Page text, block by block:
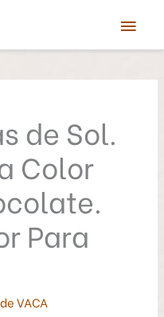
de Sol.
Color
Para
VACA